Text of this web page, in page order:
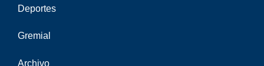
Deportes
Gremial
Archivo